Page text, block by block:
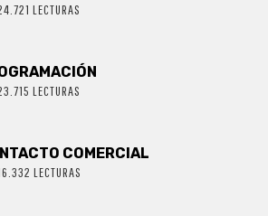
LECTURAS
LECTURAS
COMERCIAL
LECTURAS